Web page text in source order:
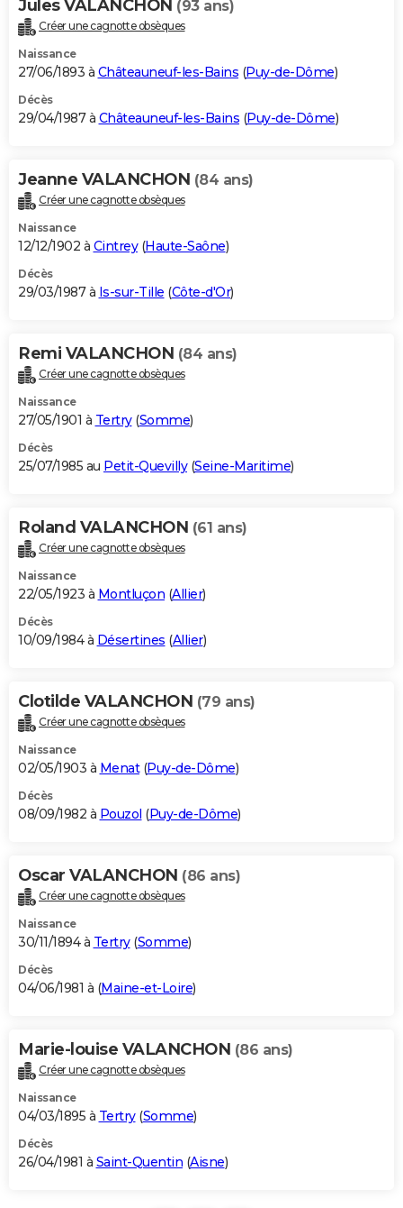
Jules VALANCHON (93 ans)
Créer une cagnotte obsèques
Naissance
27/06/1893 à Châteauneuf-les-Bains (Puy-de-Dôme)
Décès
29/04/1987 à Châteauneuf-les-Bains (Puy-de-Dôme)
Jeanne VALANCHON (84 ans)
Créer une cagnotte obsèques
Naissance
12/12/1902 à Cintrey(Haute-Saône)
Décès
29/03/1987 à Is-sur-Tille (Côte-d'Or)
Remi VALANCHON (84 ans)
Créer une cagnotte obsèques
Naissance
27/05/1901 à Tertry(Somme)
Décès
25/07/1985 au Petit-Quevilly(Seine-Maritime)
Roland VALANCHON (61 ans)
Créer une cagnotte obsèques
Naissance
22/05/1923 à Montluçon (Allier)
Décès
10/09/1984 à Désertines (Allier)
Clotilde VALANCHON (79 ans)
Créer une cagnotte obsèques
Naissance
02/05/1903 à Menat(Puy-de-Dôme)
Décès
08/09/1982 à Pouzol (Puy-de-Dôme)
Oscar VALANCHON (86 ans)
Créer une cagnotte obsèques
Naissance
30/11/1894 à Tertry(Somme)
Décès
04/06/1981 à (Maine-et-Loire)
Marie-louise VALANCHON (86 ans)
Créer une cagnotte obsèques
Naissance
04/03/1895 à Tertry(Somme)
Décès
26/04/1981 à Saint-Quentin (Aisne)